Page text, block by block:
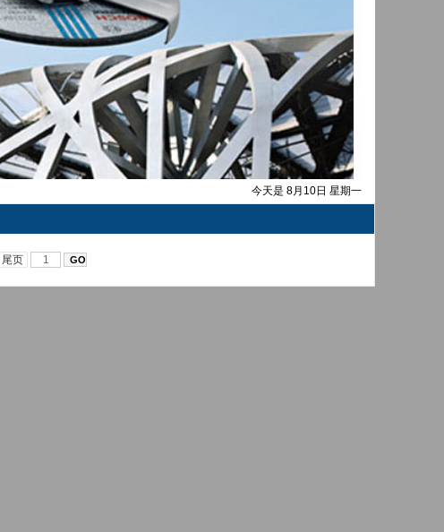
今天是 8月10日 星期一
尾页